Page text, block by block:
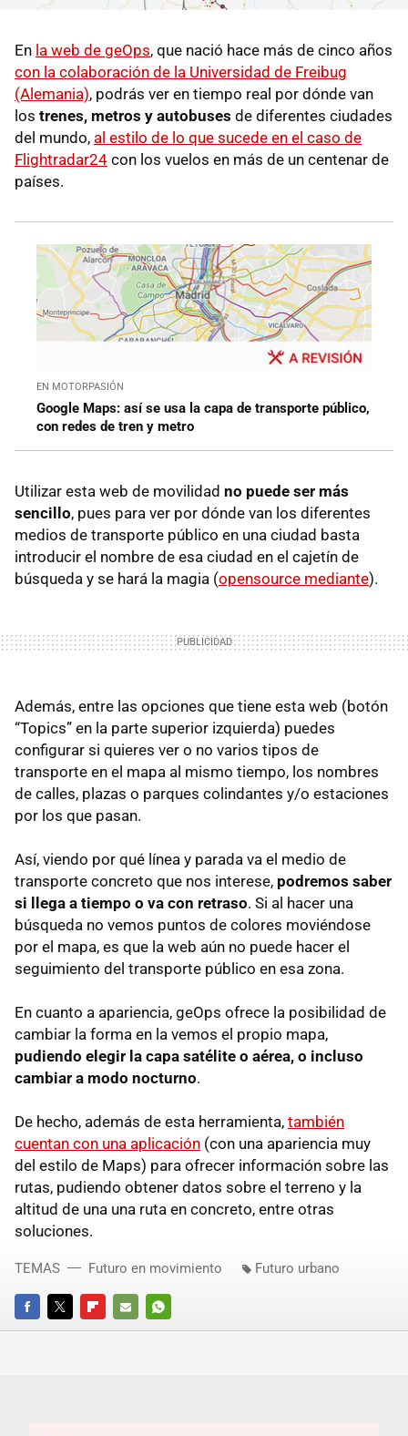
En la web de geOps, que nació hace más de cinco años
con la colaboración de la Universidad de Freibug
(Alemania), podrás ver en tiempo real por dónde van
los trenes, metros y autobuses de diferentes ciudades
del mundo, al estilo de lo que sucede en el caso de
Flightradar24 con los vuelos en más de un centenar de
países.
EN MOTORPASIÓN
Google Maps: así se usa la capa de transporte público,
con redes de tren y metro
Utilizar esta web de movilidad no puede ser más
sencillo, pues para ver por dónde van los diferentes
medios de transporte público en una ciudad basta
introducir el nombre de esa ciudad en el cajetín de
búsqueda y se hará la magia (opensource mediante).
Además, entre las opciones que tiene esta web (botón
“Topics” en la parte superior izquierda) puedes
configurar si quieres ver o no varios tipos de
transporte en el mapa al mismo tiempo, los nombres
de calles, plazas o parques colindantes y/o estaciones
por los que pasan.
Así, viendo por qué línea y parada va el medio de
transporte concreto que nos interese, podremos saber
si llega a tiempo o va con retraso. Si al hacer una
búsqueda no vemos puntos de colores moviéndose
por el mapa, es que la web aún no puede hacer el
seguimiento del transporte público en esa zona.
En cuanto a apariencia, geOps ofrece la posibilidad de
cambiar la forma en la vemos el propio mapa,
pudiendo elegir la capa satélite o aérea, o incluso
cambiar a modo nocturno.
De hecho, además de esta herramienta, también
cuentan con una aplicación (con una apariencia muy
del estilo de Maps) para ofrecer información sobre las
rutas, pudiendo obtener datos sobre el terreno y la
altitud de una una ruta en concreto, entre otras
soluciones.
FACEBOOKTWITTERFLIPBOARD
E-
WHATSAPP
TEMAS Futuro en movimiento Futuro urbano